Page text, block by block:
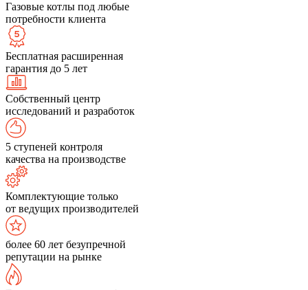
Газовые котлы под любые
потребности клиента
Бесплатная расширенная
гарантия до 5 лет
Собственный центр
исследований и разработок
5 ступеней контроля
качества на производстве
Комплектующие только
от ведущих производителей
более 60 лет безупречной
репутации на рынке